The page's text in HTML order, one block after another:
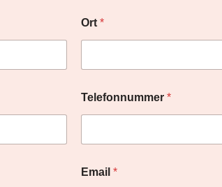
Ort *
Telefonnummer *
Email *